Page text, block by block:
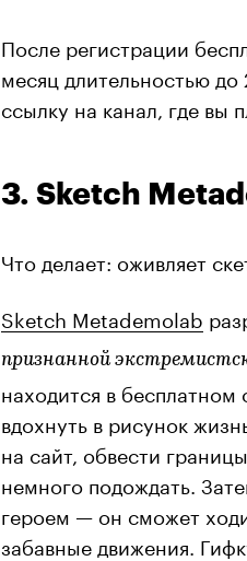
После регистрации
месяц длительностью
ссылку на канал, где вы
3. Sketch
Что делает: оживляет
Sketch Metademolab
признанной
находится в
вдохнуть в рисунок
на сайт, обвести
немного подождать.
героем — он сможет
забавные движения.